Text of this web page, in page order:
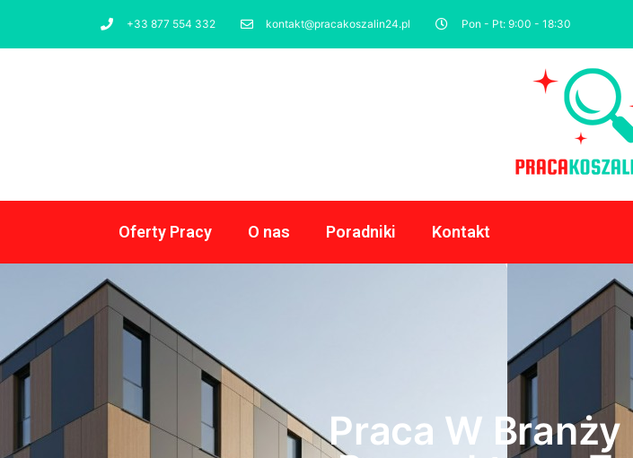
+33 877 554 332 kontakt@pracakoszalin24.pl Pon - Pt: 9:00 - 18:30
Oferty Pracy O nas Poradniki Kontakt
Praca W